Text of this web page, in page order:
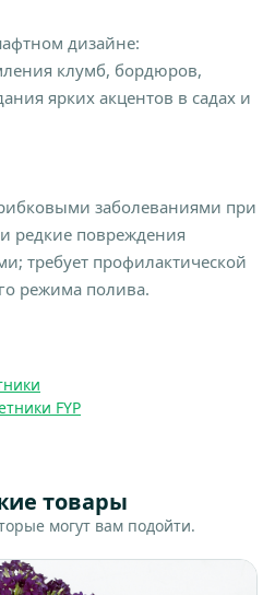
дизайне:
клумб, бордюров,
ярких акцентов в садах и
заболеваниями при
редкие повреждения
требует профилактической
режима полива.
FYP
товары
могут вам подойти.